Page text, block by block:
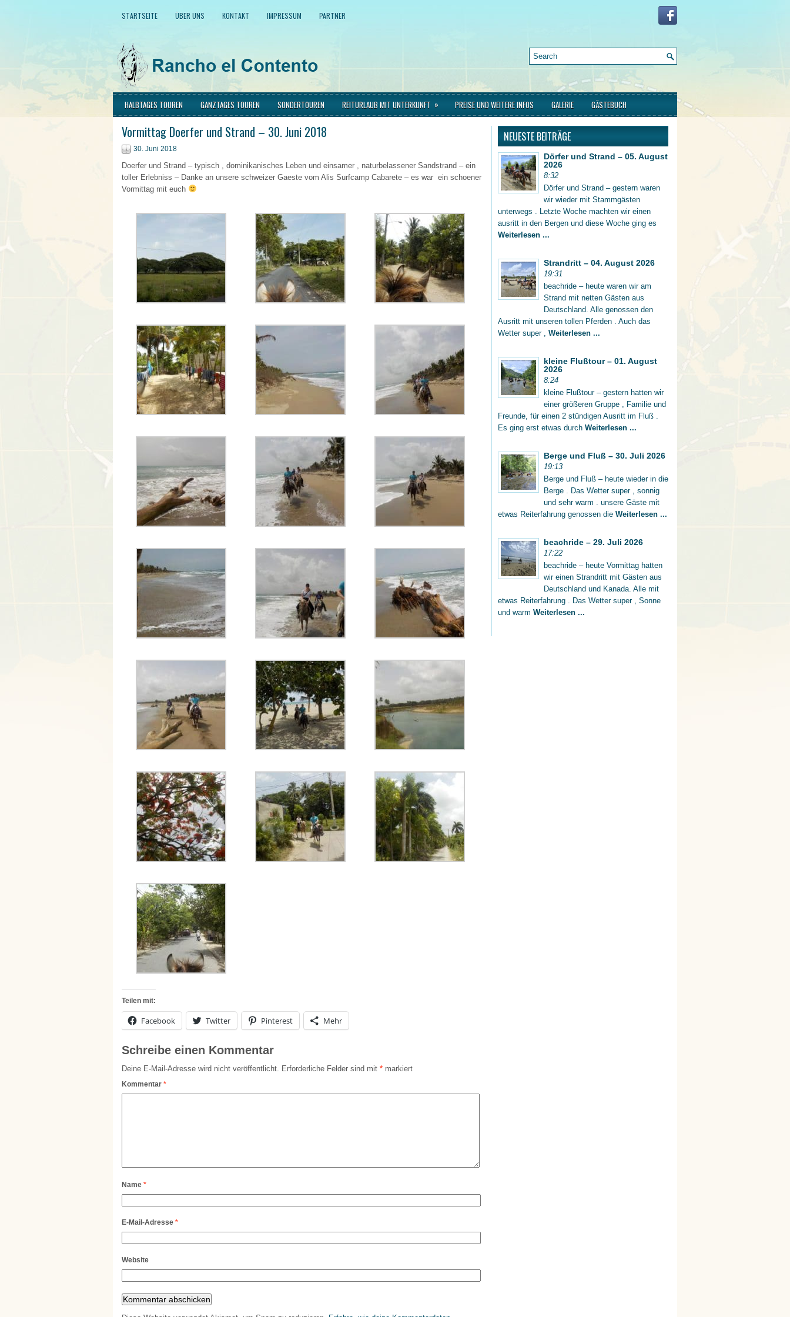
STARTSEITE ÜBER UNS KONTAKT IMPRESSUM PARTNER
HALBTAGES TOUREN GANZTAGES TOUREN SONDERTOUREN REITURLAUB MIT UNTERKUNFT » PREISE UND WEITERE INFOS GALERIE GÄSTEBUCH
Vormittag Doerfer und Strand – 30. Juni 2018
30. Juni 2018
Doerfer und Strand – typisch , dominikanisches Leben und einsamer , naturbelassener Sandstrand – ein
toller Erlebniss – Danke an unsere schweizer Gaeste vom Alis Surfcamp Cabarete – es war ein schoener
Vormittag mit euch
Teilen mit:
Facebook Twitter Pinterest Mehr
Schreibe einen Kommentar
Deine E-Mail-Adresse wird nicht veröffentlicht. Erforderliche Felder sind mit * markiert
Kommentar *
Name *
E-Mail-Adresse *
Website
NEUESTE BEITRÄGE
Dörfer und Strand – 05. August
2026
8:32
Dörfer und Strand – gestern waren
wir wieder mit Stammgästen
unterwegs . Letzte Woche machten wir einen
ausritt in den Bergen und diese Woche ging es
Weiterlesen ...
Strandritt – 04. August 2026
19:31
beachride – heute waren wir am
Strand mit netten Gästen aus
Deutschland. Alle genossen den
Ausritt mit unseren tollen Pferden . Auch das
Wetter super , Weiterlesen ...
kleine Flußtour – 01. August
2026
8:24
kleine Flußtour – gestern hatten wir
einer größeren Gruppe , Familie und
Freunde, für einen 2 stündigen Ausritt im Fluß .
Es ging erst etwas durch Weiterlesen ...
Berge und Fluß – 30. Juli 2026
19:13
Berge und Fluß – heute wieder in die
Berge . Das Wetter super , sonnig
und sehr warm . unsere Gäste mit
etwas Reiterfahrung genossen die Weiterlesen ...
beachride – 29. Juli 2026
17:22
beachride – heute Vormittag hatten
wir einen Strandritt mit Gästen aus
Deutschland und Kanada. Alle mit
etwas Reiterfahrung . Das Wetter super , Sonne
und warm Weiterlesen ...